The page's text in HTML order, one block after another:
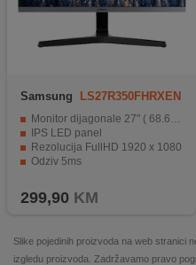
Samsung LS27R350FHRXEN
Monitor dijagonale 27" ( 68.6 cm )
IPS LED panel
Rezolucija FullHD 1920 x 1080
Odziv 5ms
299,90 KM
Slike pojedinih proizvoda na web stranici
izgledu proizvoda. Zadržavamo pravo